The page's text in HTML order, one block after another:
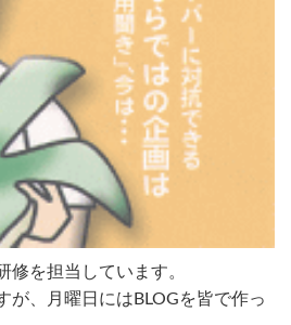
修を担当しています。
が、月曜日にはBLOGを皆で作っ